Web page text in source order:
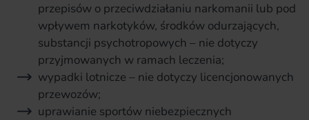
przepisów o przeciwdziałaniu narkomanii lub pod
wpływem narkotyków, środków odurzających,
substancji psychotropowych – nie dotyczy
przyjmowanych w ramach leczenia;
wypadki lotnicze – nie dotyczy licencjonowanych
przewozów;
uprawianie sportów niebezpiecznych